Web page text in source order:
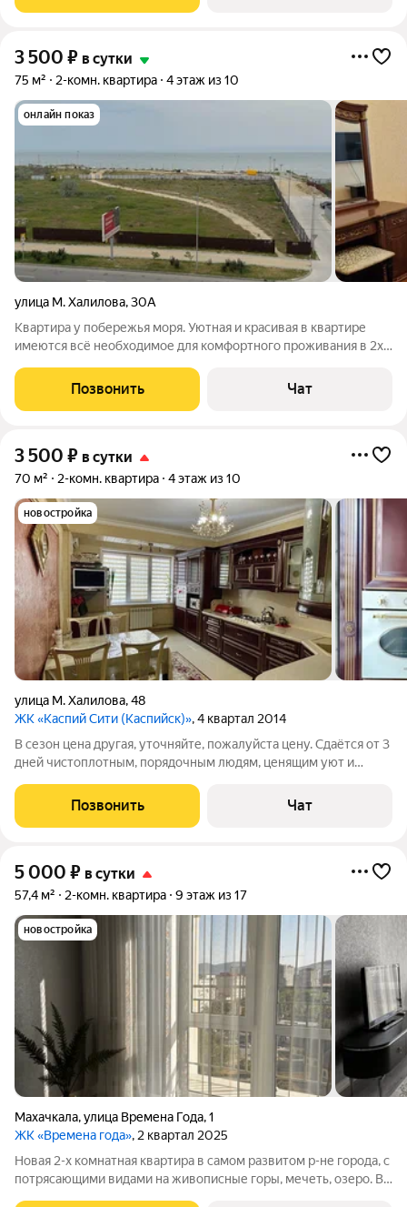
3 500 ₽ в сутки
75 м² 2-комн. квартира 4 этаж из 10
онлайн показ
улица М. Халилова,30А
Квартира у побережья моря. Уютная и красивая в квартире
имеются всё необходимое для комфортного проживания в 2х
прогулок рядом имеются гастрономы аптеки кафе и рестораны
условное время заселения
Позвонить Чат
3 500 ₽ в сутки
70 м² 2-комн. квартира 4 этаж из 10
новостройка
улица М. Халилова,48
ЖК «Каспий Сити (Каспийск)», 4 квартал 2014
В сезон цена другая, уточняйте, пожалуйста цену. Сдаётся от 3
дней чистоплотным, порядочным людям, ценящим уют и
квартире имеется всё для комфортного проживания: бытовая
техника, два
Позвонить Чат
5 000 ₽ в сутки
57,4 м² 2-комн. квартира 9 этаж из 17
новостройка
Махачкала,улица Времена Года,1
ЖК «Времена года», 2 квартал 2025
Новая 2-х комнатная квартира в самом развитом р-не города, с
потрясающими видами на живописные горы, мечеть, озеро. В